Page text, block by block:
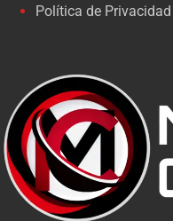
Política de Privacidad